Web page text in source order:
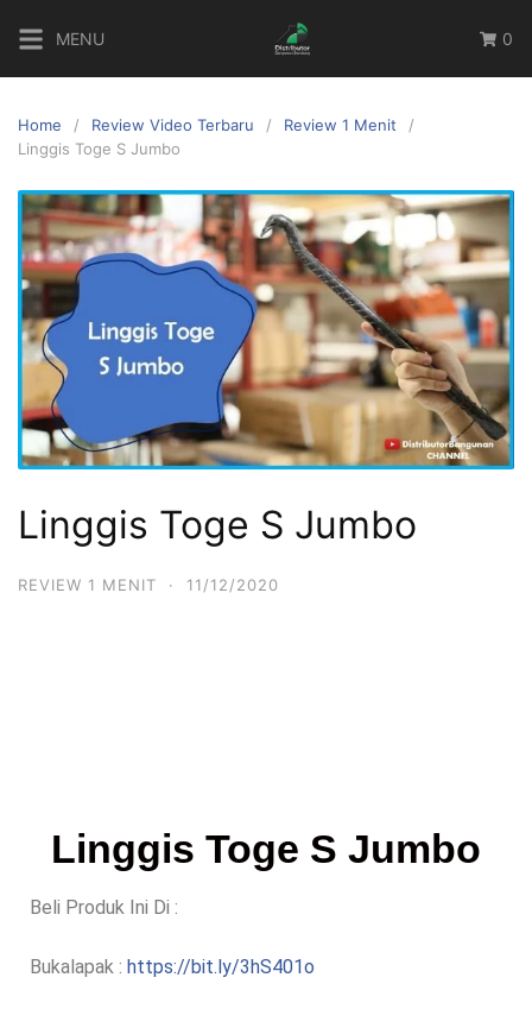
MENU 0
Home Review Video Terbaru
Review 1 Menit
Linggis Toge S Jumbo
Linggis Toge S Jumbo
REVIEW 1 MENIT · 11/12/2020
Linggis Toge S Jumbo
Beli Produk Ini Di :
Bukalapak : https://bit.ly/3hS401o